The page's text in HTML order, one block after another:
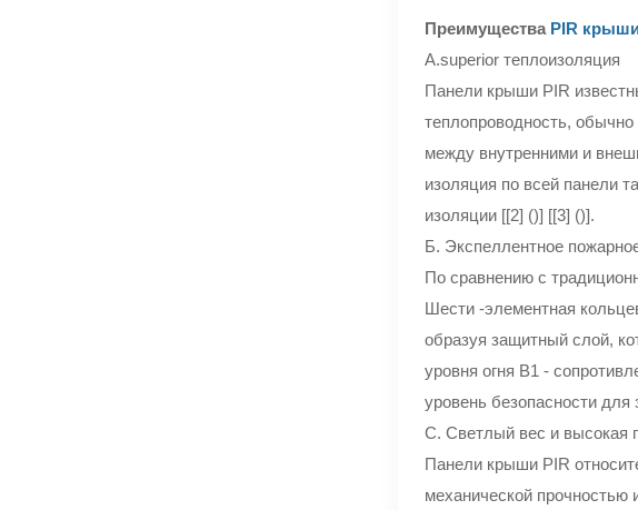
Преимущества PIR
A.superior теплоизоляция
Панели крыши PIR
теплопроводность,
между внутренними и
изоляция по всей панели
изоляции [[2] ()] [[3] ()].
Б. Экспеллентное
По сравнению с
Шести -элементная
образуя защитный слой,
уровня огня B1 -
уровень безопасности для
C. Светлый вес и высокая
Панели крыши PIR
механической прочностью